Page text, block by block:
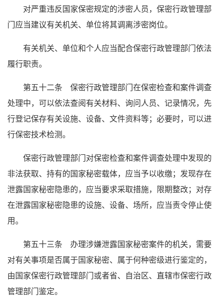
对严重违反国家保密规定的涉密人员，保密行政管理部
门应当建议有关机关、单位将其调离涉密岗位。
有关机关、单位和个人应当配合保密行政管理部门依法
履行职责。
第五十二条 保密行政管理部门在保密检查和案件调查
处理中，可以依法查阅有关材料、询问人员、记录情况，先
行登记保存有关设施、设备、文件资料等；必要时，可以进
行保密技术检测。
保密行政管理部门对保密检查和案件调查处理中发现的
非法获取、持有的国家秘密载体，应当予以收缴；发现存在
泄露国家秘密隐患的，应当要求采取措施，限期整改；对存
在泄露国家秘密隐患的设施、设备、场所，应当责令停止使
用。
第五十三条 办理涉嫌泄露国家秘密案件的机关，需要
对有关事项是否属于国家秘密、属于何种密级进行鉴定的，
由国家保密行政管理部门或者省、自治区、直辖市保密行政
管理部门鉴定。